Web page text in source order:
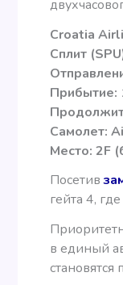
Croatia
Сплит
Прибытие:
Самолет:
Место: 2F
Посетив
гейта 4,
в единый